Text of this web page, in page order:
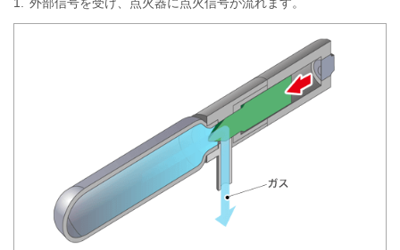
1. 外部信号を受け、点火器に点火信号が流れます。